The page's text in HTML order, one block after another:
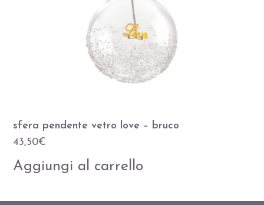
sfera pendente vetro love – bruco
43,50€
Aggiungi al carrello